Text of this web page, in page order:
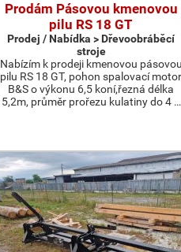
Prodám Pásovou kmenovou
pilu RS 18 GT
Prodej / Nabídka > Dřevoobráběcí
stroje
Nabízím k prodeji kmenovou pásovou
pilu RS 18 GT, pohon spalovací motor
B&S o výkonu 6,5 koní,řezná délka
5,2m, průměr prořezu kulatiny do 4 …